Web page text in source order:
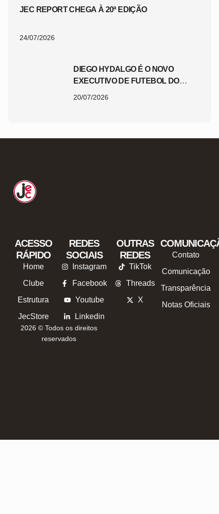
JEC REPORT CHEGA À 20ª EDIÇÃO
24/07/2026
DIEGO HYDALGO É O NOVO
EXECUTIVO DE FUTEBOL DO
20/07/2026
ACESSO
RÁPIDO
Home
Clube
Estrutura
JecStore
REDES
SOCIAIS
Instagram
Facebook
Youtube
Linkedin
OUTRAS
REDES
TikTok
Threads
X
Contato
Comunicação
Transparência
Notas Oficiais
2026 © Todos os direitos
reservados